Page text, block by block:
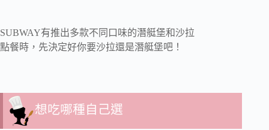
SUBWAY有推出多款不同口味的潛艇堡和沙拉
點餐時，先決定好你要沙拉還是潛艇堡吧！
想吃哪種自己選